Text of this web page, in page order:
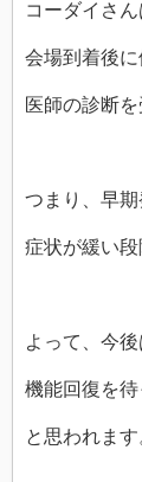
コーダイさ
会場到着後に
医師の診断
つまり、早期
症状が緩い段
よって、今
機能回復を
と思われます